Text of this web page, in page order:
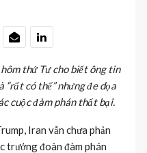
thứ Tư cho biết ông tin
có thể” nhưng đe dọa
cuộc đàm phán thất bại.
Iran vẫn chưa phản
trưởng đoàn đàm phán